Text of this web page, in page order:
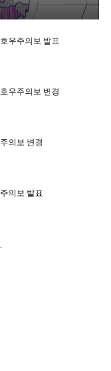
우주의보 발표
우주의보 변경
의보 변경
의보 발표